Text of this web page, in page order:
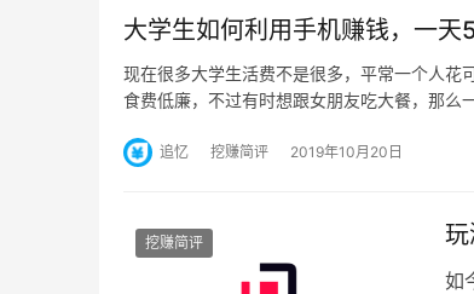
大学生如何利用手机赚钱，一天
现在很多大学生活费不是很多，平常一个人花
食费低廉，不过有时想跟女朋友吃大餐，那么
追忆 挖赚简评 2019年10月20日
挖赚简评
如